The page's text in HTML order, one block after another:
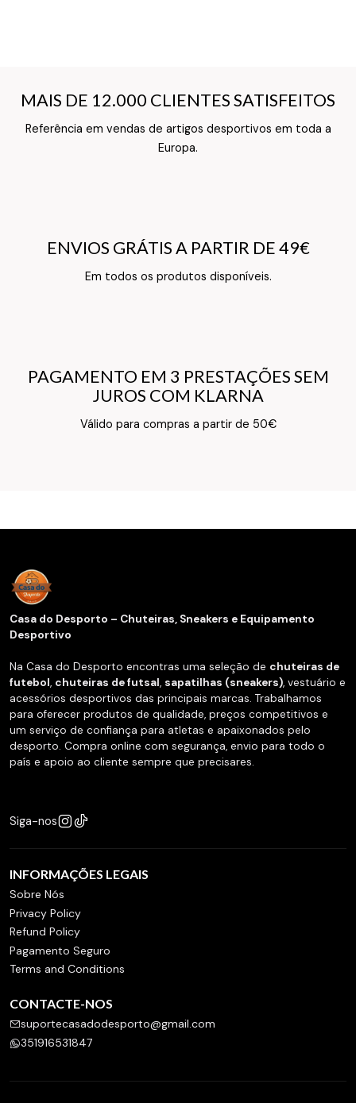
MAIS DE 12.000 CLIENTES SATISFEITOS
Referência em vendas de artigos desportivos em toda a
Europa.
MAIS DE 12.000 CLIENTES SATISFEITOS
Texto do Verso do Cartão de Informação
ENVIOS GRÁTIS A PARTIR DE 49€
Em todos os produtos disponíveis.
ENVIOS GRÁTIS A PARTIR DE 49€
Texto do Verso do Cartão de Informação
PAGAMENTO EM 3 PRESTAÇÕES SEM
JUROS COM KLARNA
Válido para compras a partir de 50€
PAGAMENTO EM 3 PRESTAÇÕES SEM
JUROS COM KLARNA
Texto do Verso do Cartão de Informação
Casa do Desporto – Chuteiras, Sneakers e Equipamento
Desportivo
Na Casa do Desporto encontras uma seleção de chuteiras de
futebol, chuteiras de futsal, sapatilhas (sneakers), vestuário e
acessórios desportivos das principais marcas. Trabalhamos
para oferecer produtos de qualidade, preços competitivos e
um serviço de confiança para atletas e apaixonados pelo
desporto. Compra online com segurança, envio para todo o
país e apoio ao cliente sempre que precisares.
Siga-nos
INFORMAÇÕES LEGAIS
Sobre Nós
Privacy Policy
Refund Policy
Pagamento Seguro
Terms and Conditions
CONTACTE-NOS
suportecasadodesporto@gmail.com
351916531847